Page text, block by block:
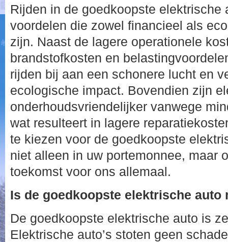
Rijden in de goedkoopste elektrische
voordelen die zowel financieel als
zijn. Naast de lagere operationele
brandstofkosten en
rijden bij aan een schonere lucht en
ecologische impact. Bovendien zijn
onderhoudsvriendelijker vanwege
wat resulteert in lagere
te kiezen voor de goedkoopste
niet alleen in uw portemonnee, maar
toekomst voor ons allemaal.
Is de goedkoopste elektrische
De goedkoopste elektrische auto is
Elektrische auto’s stoten geen